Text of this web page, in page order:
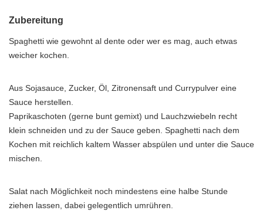
Zubereitung
Spaghetti wie gewohnt al dente oder wer es mag, auch etwas
weicher kochen.
Aus Sojasauce, Zucker, Öl, Zitronensaft und Currypulver eine
Sauce herstellen.
Paprikaschoten (gerne bunt gemixt) und Lauchzwiebeln recht
klein schneiden und zu der Sauce geben. Spaghetti nach dem
Kochen mit reichlich kaltem Wasser abspülen und unter die Sauce
mischen.
Salat nach Möglichkeit noch mindestens eine halbe Stunde
ziehen lassen, dabei gelegentlich umrühren.